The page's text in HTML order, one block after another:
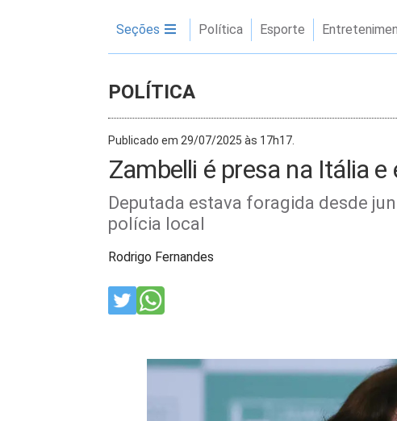
Seções Política Esporte
POLÍTICA
Publicado em 29/07/2025 às 17h17.
Zambelli é presa na Itália
Deputada estava foragida desde
polícia local
Rodrigo Fernandes